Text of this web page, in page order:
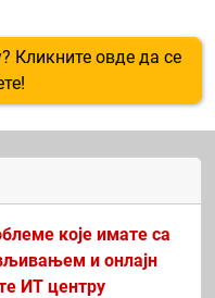
Кликните овде да се
које имате са
и онлајн
ИТ центру